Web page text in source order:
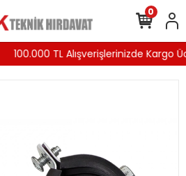
100.000 TL Alışverişlerinizde Kargo
0